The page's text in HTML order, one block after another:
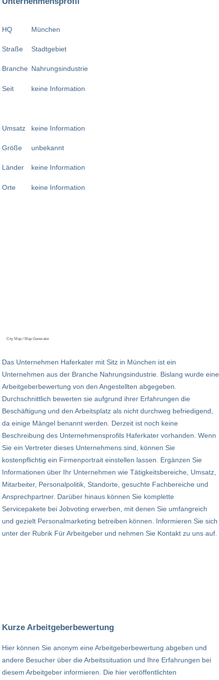
HQ
Straße
Branche
Seit
Umsatz
Größe
Länder
Orte
München
Stadtgebiet
Nahrungsindustrie
keine Information
keine Information
unbekannt
keine Information
keine Information
City Map / Map Generator
Das Unternehmen Haferkater mit Sitz in München ist ein
Unternehmen aus der Branche Nahrungsindustrie. Bislang wurde eine
Arbeitgeberbewertung von den Angestellten abgegeben.
Durchschnittlich bewerten sie aufgrund ihrer Erfahrungen die
Beschäftigung und den Arbeitsplatz als nicht durchweg befriedigend,
da einige Mängel benannt werden. Derzeit ist noch keine
Beschreibung des Unternehmensprofils Haferkater vorhanden. Wenn
Sie ein Vertreter dieses Unternehmens sind, können Sie
kostenpflichtig ein Firmenportrait einstellen lassen. Ergänzen Sie
Informationen über Ihr Unternehmen wie Tätigkeitsbereiche, Umsatz,
Mitarbeiter, Personalpolitik, Standorte, gesuchte Fachbereiche und
Ansprechpartner. Darüber hinaus können Sie komplette
Servicepakete bei Jobvoting erwerben, mit denen Sie umfangreich
und gezielt Personalmarketing betreiben können. Informieren Sie sich
unter der Rubrik Für Arbeitgeber und nehmen Sie Kontakt zu uns auf.
Kurze Arbeitgeberbewertung
Hier können Sie anonym eine Arbeitgeberbewertung abgeben und
andere Besucher über die Arbeitssituation und Ihre Erfahrungen bei
diesem Arbeitgeber informieren. Die hier veröffentlichten